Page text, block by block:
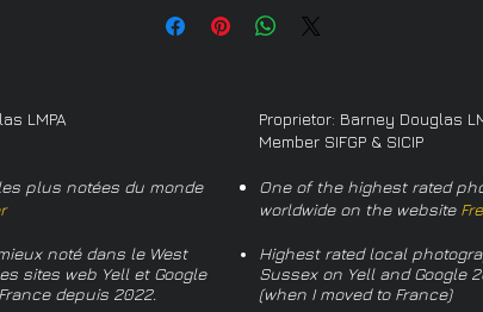
LMPA
plus notées du monde
noté dans le West
sites web Yell et Google
depuis 2022.
Proprietor: Barney Douglas
Member SIFGP & SICIP
One of the highest rated
worldwide on the website
Highest rated local
Sussex on Yell and Google
(when I moved to France)